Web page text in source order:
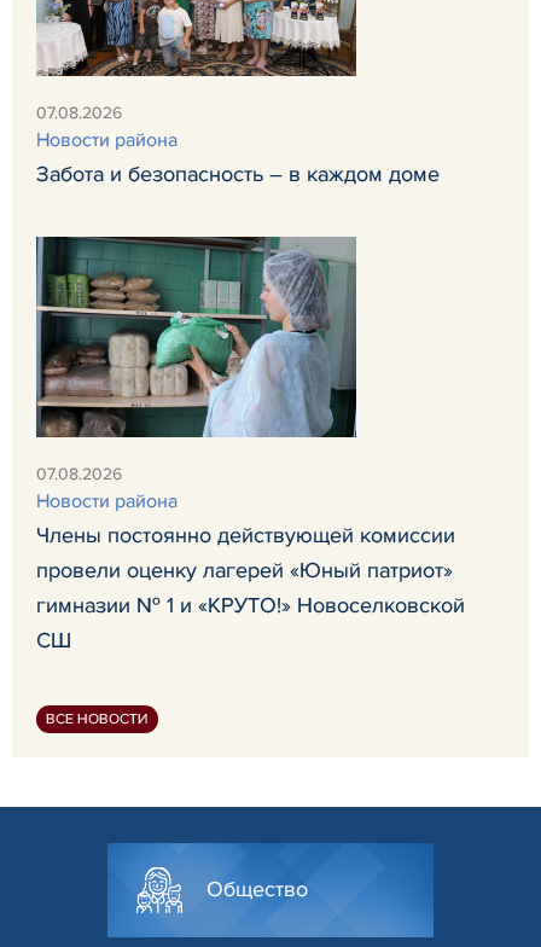
07.08.2026
Новости района
Забота и безопасность – в каждом доме
07.08.2026
Новости района
Члены постоянно действующей комиссии
провели оценку лагерей «Юный патриот»
гимназии № 1 и «КРУТО!» Новоселковской
СШ
ВСЕ НОВОСТИ
Общество